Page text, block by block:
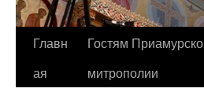
Перейти
Главн
ая
Гостям
митрополии